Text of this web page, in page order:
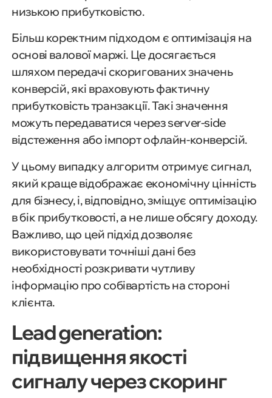
низькою прибутковістю.
Більш коректним підходом є оптимізація на
основі валової маржі. Це досягається
шляхом передачі скоригованих значень
конверсій, які враховують фактичну
прибутковість транзакції. Такі значення
можуть передаватися через server-side
відстеження або імпорт офлайн-конверсій.
У цьому випадку алгоритм отримує сигнал,
який краще відображає економічну цінність
для бізнесу, і, відповідно, зміщує оптимізацію
в бік прибутковості, а не лише обсягу доходу.
Важливо, що цей підхід дозволяє
використовувати точніші дані без
необхідності розкривати чутливу
інформацію про собівартість на стороні
клієнта.
Lead generation:
підвищення якості
сигналу через скоринг